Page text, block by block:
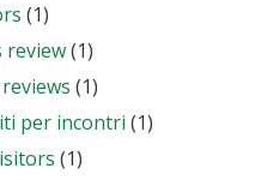
(1)
review(1)
(1)
per incontri (1)
(1)